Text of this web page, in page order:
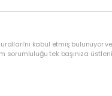
kabul etmiş
sorumluluğu tek başınıza